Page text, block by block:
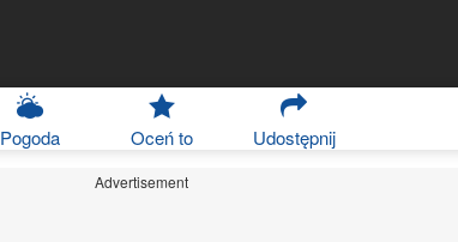
Pogoda Oceń to Udostępnij
Advertisement